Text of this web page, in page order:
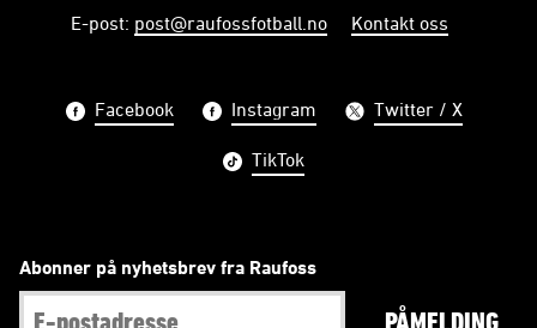
E-post: post@raufossfotball.no Kontakt oss
Facebook Instagram Twitter / X
TikTok
Abonner på nyhetsbrev fra Raufoss
PÅMELDING